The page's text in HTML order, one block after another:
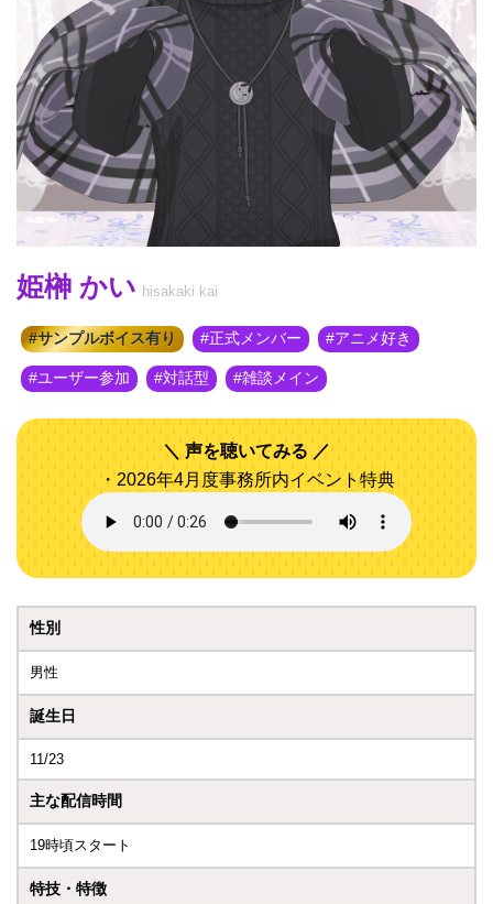
姫榊 かい hisakaki kai
サンプルボイス有り 正式メンバー アニメ好き
ユーザー参加 対話型 雑談メイン
声を聴いてみる
・2026年4月度事務所内イベント特典
性別
男性
誕生日
11/23
主な配信時間
19時頃スタート
特技・特徴